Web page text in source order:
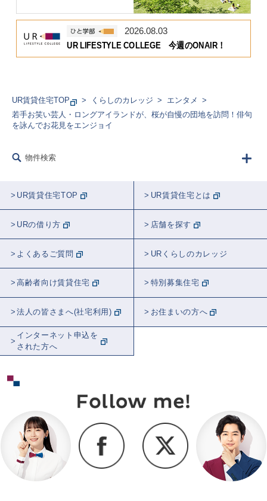
2026.08.03
UR LIFESTYLE COLLEGE 今週のONAIR！
UR賃貸住宅TOP くらしのカレッジ
エンタメ
若手お笑い芸人・ロングアイランドが、桜が自慢の団地を訪問！俳句
を詠んでお花見をエンジョイ
物件検索
UR賃貸住宅TOP UR賃貸住宅とは
URの借り方 店舗を探す
よくあるご質問 URくらしのカレッジ
高齢者向け賃貸住宅 特別募集住宅
法人の皆さまへ(社宅利用) お住まいの方へ
インターネット申込を
された方へ